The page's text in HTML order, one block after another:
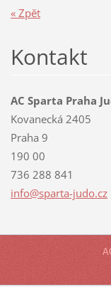
« Zpět
Kontakt
AC Sparta Praha
Kovanecká 2405
Praha 9
190 00
736 288 841
info@sparta-judo.cz